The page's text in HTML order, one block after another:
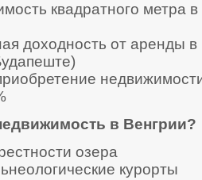
квадратного метра
доходность от аренды
в Венгрии?
озера
курорты